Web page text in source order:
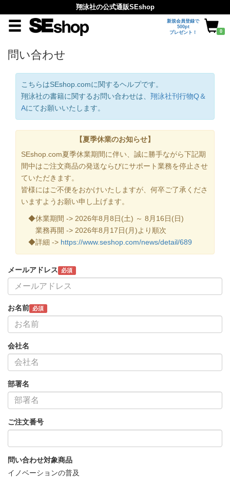
翔泳社の公式通販SEshop
新規会員登録で
500pt
プレゼント！
0
問い合わせ
こちらはSEshop.comに関するヘルプです。
翔泳社の書籍に関するお問い合わせは、 翔泳社刊行物Q＆
Aにてお願いいたします。
【夏季休業のお知らせ】
SEshop.com夏季休業期間に伴い、誠に勝手ながら下記期
間中はご注文商品の発送ならびにサポート業務を停止させ
ていただきます。
皆様にはご不便をおかけいたしますが、何卒ご了承くださ
いますようお願い申し上げます。
◆休業期間 -> 2026年8月8日(土) ～ 8月16日(日)
業務再開 -> 2026年8月17日(月)より順次
◆詳細 -> https://www.seshop.com/news/detail/689
メールアドレス 必須
お名前 必須
会社名
部署名
ご注文番号
問い合わせ対象商品
イノベーションの普及